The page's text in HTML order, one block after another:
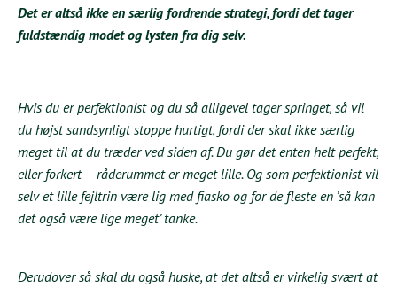
Det er altså ikke en særlig fordrende strategi, fordi det tager
fuldstændig modet og lysten fra dig selv.
Hvis du er perfektionist og du så alligevel tager springet, så vil
du højst sandsynligt stoppe hurtigt, fordi der skal ikke særlig
meget til at du træder ved siden af. Du gør det enten helt perfekt,
eller forkert – råderummet er meget lille. Og som perfektionist vil
selv et lille fejltrin være lig med fiasko og for de fleste en ’så kan
det også være lige meget’ tanke.
Derudover så skal du også huske, at det altså er virkelig svært at